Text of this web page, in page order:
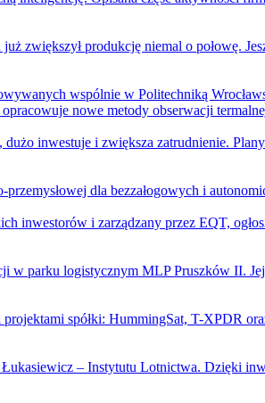
zwiększył produkcję niemal o połowę.
wspólnie w Politechniką
nowe metody obserwacji
inwestuje i zwiększa zatrudnienie.
dla bezzałogowych i
i zarządzany przez EQT,
parku logistycznym MLP Pruszków II.
spółki: HummingSat, T-XPDR
Łukasiewicz – Instytutu Lotnictwa. Dzięki